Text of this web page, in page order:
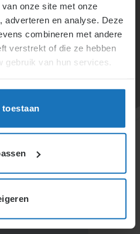
onze site met onze
adverteren en analyse. Deze
combineren met andere
verstrekt of die ze hebben
gebruik van hun services.
toestaan
zijn van
de medewerker
zoals een
het recht na enige tijd.